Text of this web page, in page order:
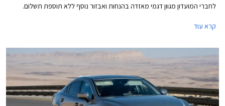
לחברי המועדון מגוון דגמי מאזדה בהנחות ואבזור נוסף ללא תוספת תשלום.
המבצע יתקיים בכל אולמות התצוגה של מאזדה ברחבי הארץ.
קרא עוד